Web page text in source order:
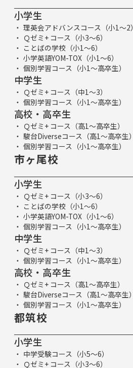
小学生
理英会アドバンスコース（小1～2）
Ｑゼミ+ コース（小3～6）
ことばの学校（小1～6）
小学英語YOM-TOX（小1～6）
個別学習コース（小1～高卒生）
中学生
Ｑゼミ+ コース（中1～3）
個別学習コース（小1～高卒生）
高校・高卒生
Ｑゼミ+ コース（高1～高卒生）
駿台Diverseコース（高1～高卒生）
個別学習コース（小1～高卒生）
市ヶ尾校
小学生
Ｑゼミ+ コース（小3～6）
ことばの学校（小1～6）
小学英語YOM-TOX（小1～6）
個別学習コース（小1～高卒生）
中学生
Ｑゼミ+ コース（中1～3）
個別学習コース（小1～高卒生）
高校・高卒生
Ｑゼミ+ コース（高1～高卒生）
駿台Diverseコース（高1～高卒生）
個別学習コース（小1～高卒生）
都筑校
小学生
中学受験コース（小5～6）
Ｑゼミ+ コース（小3～6）